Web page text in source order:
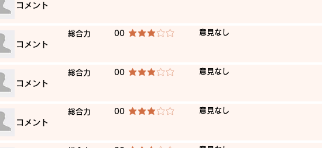
​コメント
​総合力 00 average rating is 3 out of 5 ​意見なし
​コメント
​総合力 00 average rating is 3 out of 5 ​意見なし
​コメント
​総合力 00 average rating is 3 out of 5 ​意見なし
​コメント